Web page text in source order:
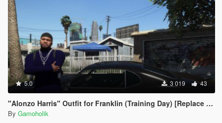
5.0 3 019 43
"Alonzo Harris" Outfit for Franklin (Training Day) [Replace OIV]
By Gamoholik